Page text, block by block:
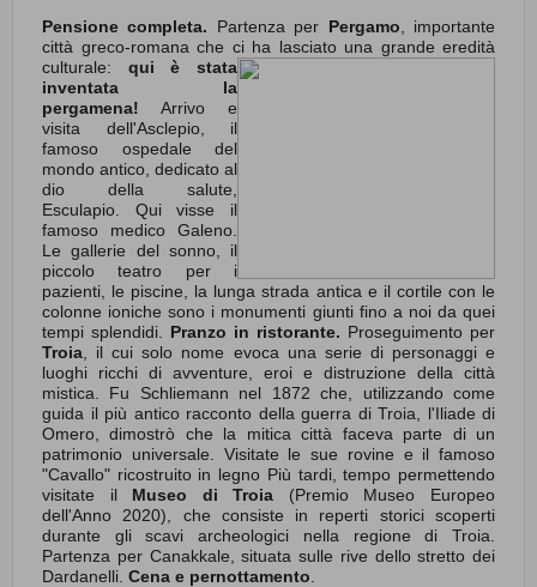
Pensione completa. Partenza per Pergamo , importante
città greco-romana che ci ha lasciato una grande eredità
culturale: qui è stata
inventata la
pergamena! Arrivo e
visita dell'Asclepio, il
famoso ospedale del
mondo antico, dedicato al
dio della salute,
Esculapio. Qui visse il
famoso medico Galeno.
Le gallerie del sonno, il
piccolo teatro per i
pazienti, le piscine, la lunga strada antica e il cortile con le
colonne ioniche sono i monumenti giunti fino a noi da quei
tempi splendidi. Pranzo in ristorante. Proseguimento per
Troia , il cui solo nome evoca una serie di personaggi e
luoghi ricchi di avventure, eroi e distruzione della città
mistica. Fu Schliemann nel 1872 che, utilizzando come
guida il più antico racconto della guerra di Troia, l'Iliade di
Omero, dimostrò che la mitica città faceva parte di un
patrimonio universale. Visitate le sue rovine e il famoso
"Cavallo" ricostruito in legno Più tardi, tempo permettendo
visitate il Museo di Troia (Premio Museo Europeo
dell'Anno 2020), che consiste in reperti storici scoperti
durante gli scavi archeologici nella regione di Troia.
Partenza per Canakkale, situata sulle rive dello stretto dei
Dardanelli. Cena e pernottamento